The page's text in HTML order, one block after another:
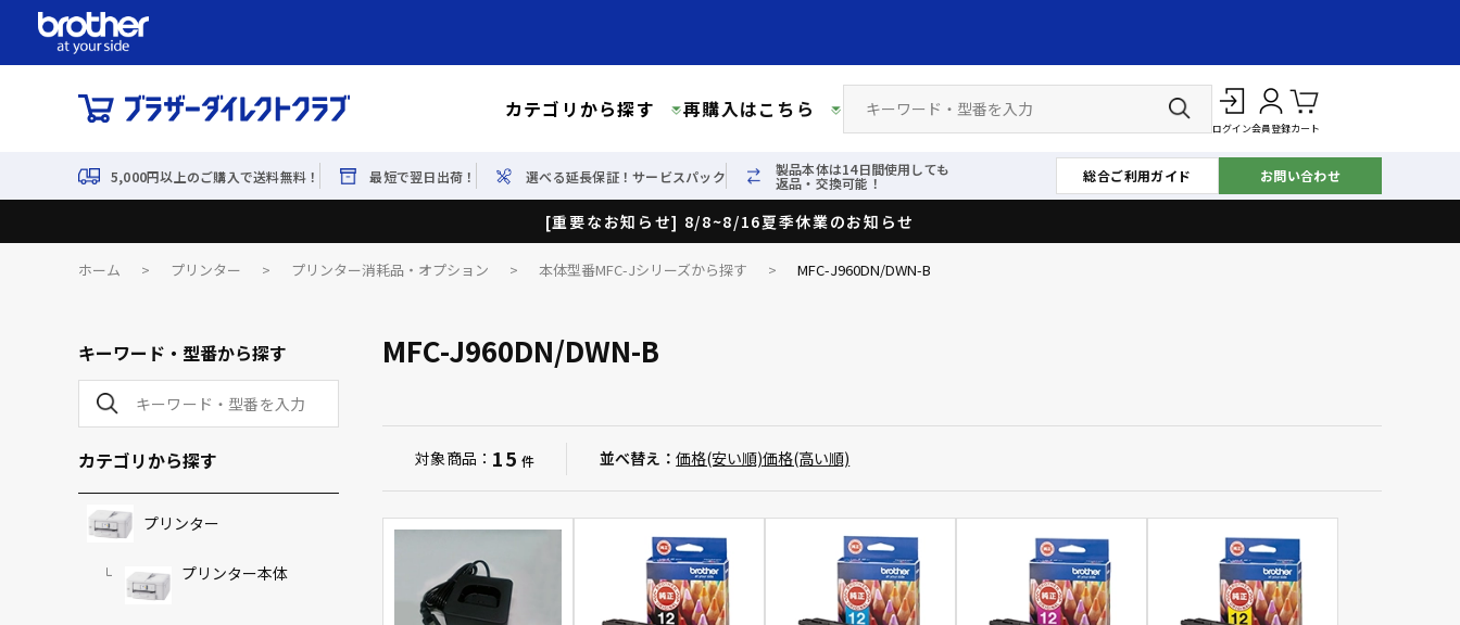
カテゴリから探す 再購入はこちら
ログイン会員登録カート
5,000円以上のご購入で送料無料！ 最短で翌日出荷！ 選べる延長保証！サービスパック 製品本体は14日間使用しても
返品・交換可能！ 総合ご利用ガイド お問い合わせ
[重要なお知らせ] 8/8~8/16夏季休業のお知らせ
ホーム > プリンター > プリンター消耗品・オプション > 本体型番MFC-Jシリーズから探す > MFC-J960DN/DWN-B
キーワード・型番から探す
カテゴリから探す
プリンター
プリンター本体
MFC-J960DN/DWN-B
対象商品： 15 件 並べ替え：価格(安い順)価格(高い順)